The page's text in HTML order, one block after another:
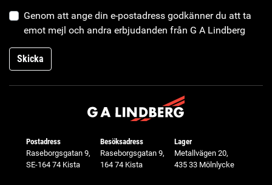
Genom att ange din e-postadress godkänner du att ta
emot mejl och andra erbjudanden från G A Lindberg
Skicka
Postadress
Raseborgsgatan 9,
SE-164 74 Kista
Besöksadress
Raseborgsgatan 9,
164 74 Kista
Lager
Metallvägen 20,
435 33 Mölnlycke